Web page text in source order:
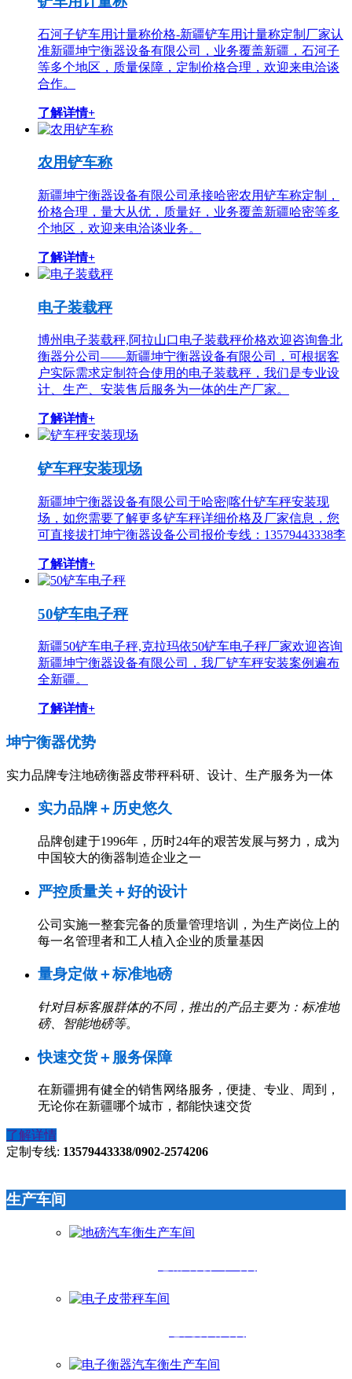
石河子铲车用计量称价格-新疆铲车用计量称定制厂家认
准新疆坤宁衡器设备有限公司，业务覆盖新疆，石河子
等多个地区，质量保障，定制价格合理，欢迎来电洽谈
合作。
了解详情+
农用铲车称
新疆坤宁衡器设备有限公司承接哈密农用铲车称定制，
价格合理，量大从优，质量好，业务覆盖新疆哈密等多
个地区，欢迎来电洽谈业务。
了解详情+
电子装载秤
博州电子装载秤,阿拉山口电子装载秤价格欢迎咨询鲁北
衡器分公司——新疆坤宁衡器设备有限公司，可根据客
户实际需求定制符合使用的电子装载秤，我们是专业设
计、生产、安装售后服务为一体的生产厂家。
了解详情+
铲车秤安装现场
新疆坤宁衡器设备有限公司于哈密|喀什铲车秤安装现
场，如您需要了解更多铲车秤详细价格及厂家信息，您
可直接拔打坤宁衡器设备公司报价专线：13579443338李
了解详情+
50铲车电子秤
新疆50铲车电子秤,克拉玛依50铲车电子秤厂家欢迎咨询
新疆坤宁衡器设备有限公司，我厂铲车秤安装案例遍布
全新疆。
了解详情+
坤宁衡器优势
实力品牌专注地磅衡器皮带秤科研、设计、生产服务为一体
实力品牌＋历史悠久
品牌创建于1996年，历时24年的艰苦发展与努力，成为
中国较大的衡器制造企业之一
严控质量关＋好的设计
公司实施一整套完备的质量管理培训，为生产岗位上的
每一名管理者和工人植入企业的质量基因
量身定做＋标准地磅
针对目标客服群体的不同，推出的产品主要为：标准地
磅、智能地磅等。
快速交货＋服务保障
在新疆拥有健全的销售网络服务，便捷、专业、周到，
无论你在新疆哪个城市，都能快速交货
了解详情
定制专线: 13579443338/0902-2574206
生产车间